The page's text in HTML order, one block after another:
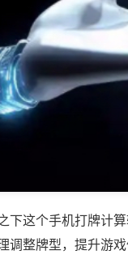
下这个手机打牌计
调整牌型，提升游